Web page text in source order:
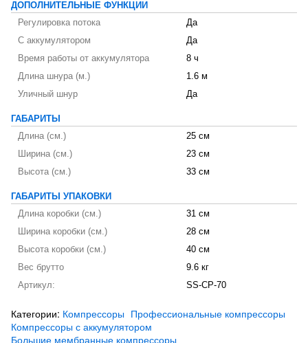
ДОПОЛНИТЕЛЬНЫЕ ФУНКЦИИ
Регулировка потока
Да
С аккумулятором
Да
Время работы от аккумулятора
8 ч
Длина шнура (м.)
1.6 м
Уличный шнур
Да
ГАБАРИТЫ
Длина (см.)
25 см
Ширина (см.)
23 см
Высота (см.)
33 см
ГАБАРИТЫ УПАКОВКИ
Длина коробки (см.)
31 см
Ширина коробки (см.)
28 см
Высота коробки (см.)
40 см
Вес брутто
9.6 кг
Артикул:
SS-CP-70
Категории: Компрессоры Профессиональные компрессоры
Компрессоры с аккумулятором
Большие мембранные компрессоры